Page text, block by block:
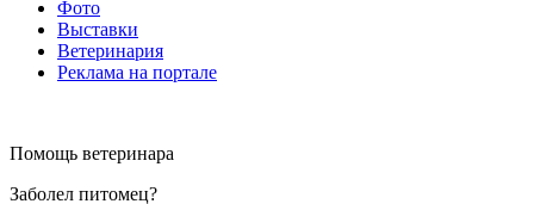
Фото
Выставки
Ветеринария
Реклама на портале
Помощь ветеринара
Заболел питомец?